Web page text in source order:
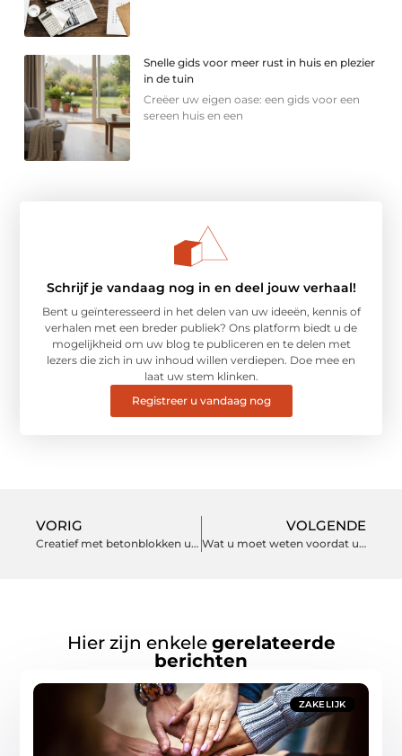
Snelle gids voor meer rust in huis en plezier
in de tuin
Creëer uw eigen oase: een gids voor een
sereen huis en een
Schrijf je vandaag nog in en deel jouw verhaal!
Bent u geïnteresseerd in het delen van uw ideeën, kennis of
verhalen met een breder publiek? Ons platform biedt u de
mogelijkheid om uw blog te publiceren en te delen met
lezers die zich in uw inhoud willen verdiepen. Doe mee en
laat uw stem klinken.
Registreer u vandaag nog
VORIG
Creatief met betonblokken u Vorm
VOLGENDE
Wat u moet weten voordat u Content Creation Job uitbesteedt In 2019
Hier zijn enkele gerelateerde
berichten
ZAKELIJK